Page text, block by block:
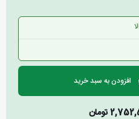
افزودن به سبد خرید
تومان